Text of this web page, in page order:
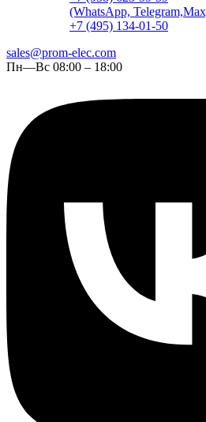
(WhatsApp,
+7 (495) 134-01-50
sales@prom-elec.com
Пн—Вс 08:00 – 18:00